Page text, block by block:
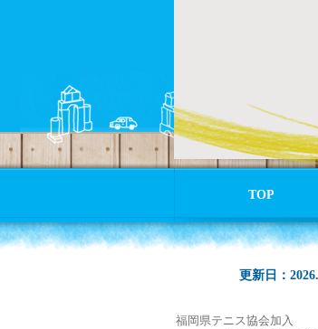
TOP
更新日：
福岡県テニス